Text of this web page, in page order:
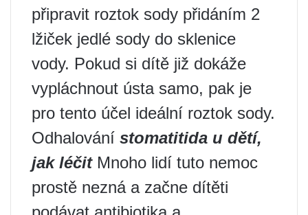
připravit roztok sody přidáním 2
lžiček jedlé sody do sklenice
vody. Pokud si dítě již dokáže
vypláchnout ústa samo, pak je
pro tento účel ideální roztok sody.
Odhalování stomatitida u dětí,
jak léčitMnoho lidí tuto nemoc
prostě nezná a začne dítěti